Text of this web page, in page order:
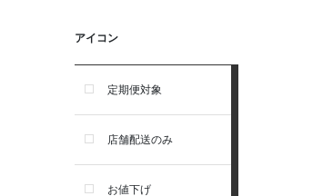
ウェルネス
アーテミス
セレクトバランス
リガロ
アイコン
定期便対象
店舗配送のみ
お値下げ